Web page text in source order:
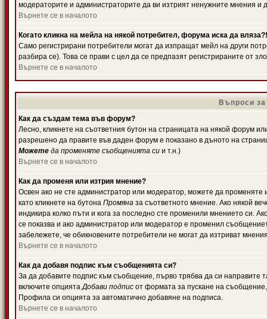
модераторите и администраторите да ви изтрият ненужните мнения и
Върнете се в началото
Когато кликна на мейла на някой потребител, форума иска да вляза?!
Само регистрирани потребители могат да изпращат мейл на други
разбира се). Това се прави с цел да се предпазят регистрираните от
Върнете се в началото
Въпроси
Как да създам тема във форум?
Лесно, кликнете на съответния бутон на страницата на някой форум
разрешено да правите във даден форум е показано в дъното на
Можете да променяте съобщенията си и т.н.)
Върнете се в началото
Как да променя или изтрия мнение?
Освен ако не сте администратор или модератор, можете да
като кликнете на бутона Промяна за съответното мнение. Ако някой
индикира колко пъти и кога за последно сте променили мнението си.
се показва и ако администратор или модератор е променил
забележете, че обикновените потребители не могат да изтриват
Върнете се в началото
Как да добавя подпис към съобщенията си?
За да добавите подпис към съобщение, първо трябва да си
включите опциятаДобави подпис от формата за пускане на
Профила си опцията за автоматично добавяне на подписа.
Върнете се в началото